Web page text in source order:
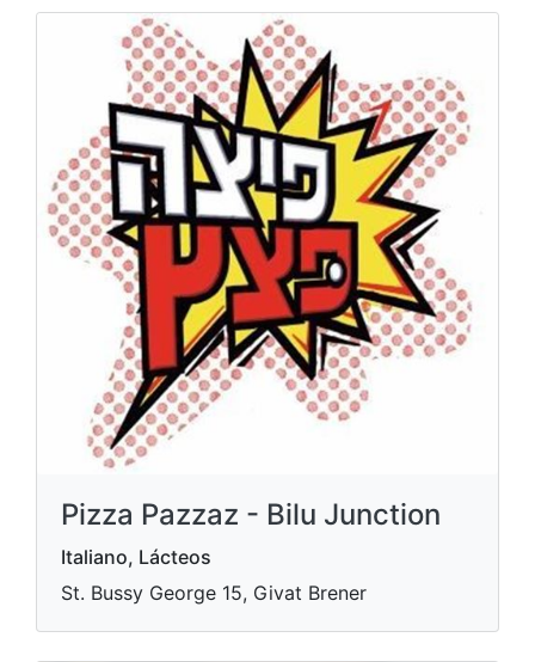
Pizza Pazzaz - Bilu Junction
Italiano, Lácteos
St. Bussy George 15, Givat Brener